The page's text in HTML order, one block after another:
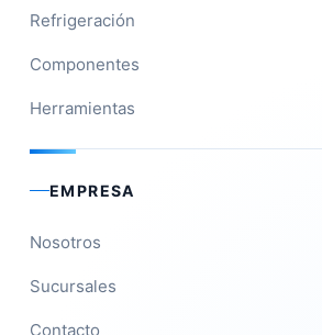
Refrigeración
Componentes
Herramientas
EMPRESA
Nosotros
Sucursales
Contacto